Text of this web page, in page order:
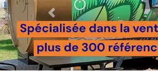
Previous Slide